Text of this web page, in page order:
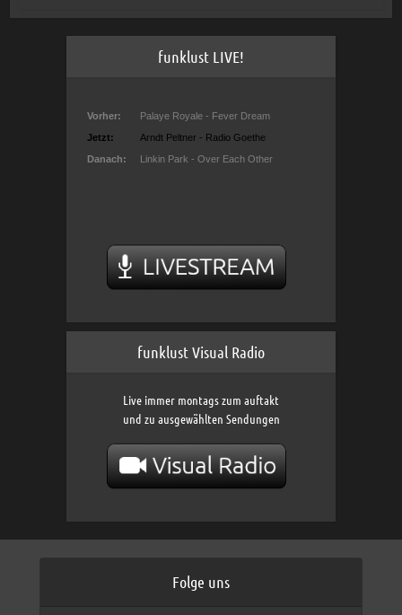
funklust LIVE!
funklust Visual Radio
Live immer montags zum auftakt
und zu ausgewählten Sendungen
Folge uns